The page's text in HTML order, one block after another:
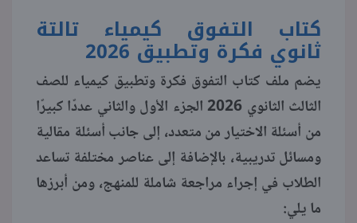
كتاب التفوق كيمياء تالتة
ثانوي فكرة وتطبيق 2026
يضم ملف كتاب التفوق فكرة وتطبيق كيمياء للصف
الثالث الثانوي 2026 الجزء الأول والثاني عددًا كبيرًا
من أسئلة الاختيار من متعدد، إلى جانب أسئلة مقالية
ومسائل تدريبية، بالإضافة إلى عناصر مختلفة تساعد
الطلاب في إجراء مراجعة شاملة للمنهج، ومن أبرزها
ما يلي: